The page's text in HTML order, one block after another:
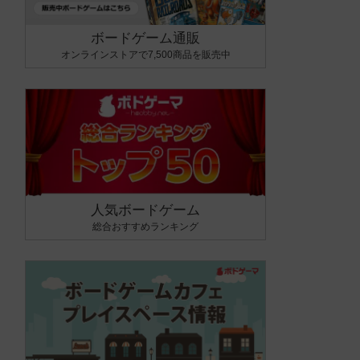
ボードゲーム通販
オンラインストアで7,500商品を販売中
人気ボードゲーム
総合おすすめランキング